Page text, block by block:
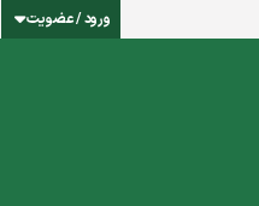
ورود / عضویت